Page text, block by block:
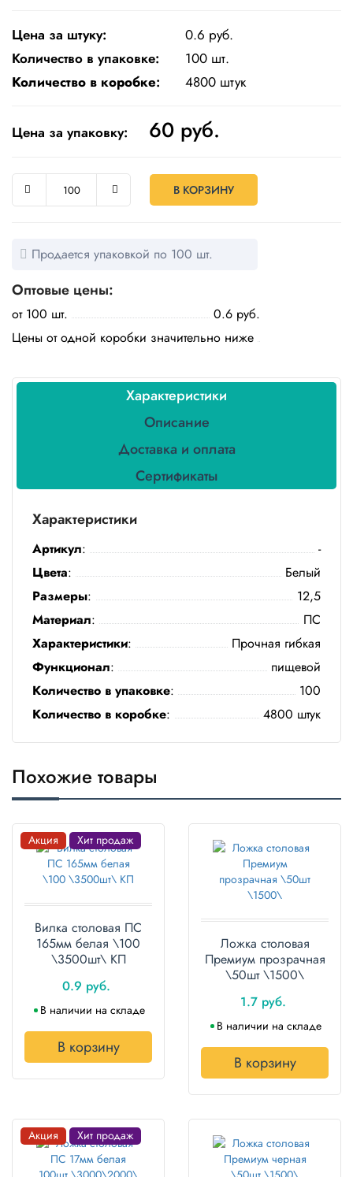
и
выпекания
Пленка
и скотч
Бытовая
химия
Канцтовары
упаковка
и
Товары
Полотенца
Туалетная
бумага
Все для
хранения и
транспортировки
Сумки
Хозтовары
Товары
для
садоводов
Товары
для
барбекю
Цена за штуку:
0.6 руб.
Количество в упаковке:
100 шт.
Количество в коробке: 4800 штук
Цена за упаковку: 60 руб.
В КОРЗИНУ
Продается упаковкой по 100 шт.
Оптовые цены:
от 100 шт.
0.6 руб.
Цены от одной коробки значительно ниже
Характеристики
Описание
Доставка и оплата
Сертификаты
Характеристики
Артикул:
-
Цвета:
Белый
Размеры:
12,5
Материал:
ПС
Характеристики:
Прочная гибкая
Функционал:
пищевой
Количество в упаковке:
100
Количество в коробке: 4800 штук
Похожие товары
Акция Хит продаж
Вилка столовая ПС
165мм белая \100
\3500шт\ КП
0.9 руб.
В наличии на складе
В корзину
Ложка столовая
Премиум прозрачная
\50шт \1500\
1.7 руб.
В наличии на складе
В корзину
Акция Хит продаж